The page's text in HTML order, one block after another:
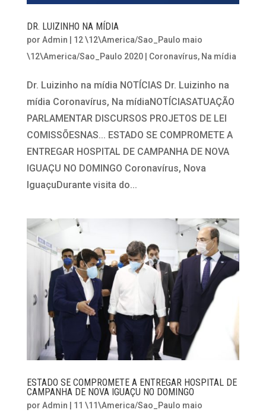
DR. LUIZINHO NA MÍDIA
por Admin
12 \12\America/Sao_Paulo maio
\12\America/Sao_Paulo 2020| Coronavírus, Na mídia
Dr. Luizinho na mídia NOTÍCIAS Dr. Luizinho na
mídia Coronavírus, Na mídiaNOTÍCIASATUAÇÃO
PARLAMENTAR DISCURSOS PROJETOS DE LEI
COMISSÕESNAS... ESTADO SE COMPROMETE A
ENTREGAR HOSPITAL DE CAMPANHA DE NOVA
IGUAÇU NO DOMINGO Coronavírus, Nova
IguaçuDurante visita do...
ESTADO SE COMPROMETE A ENTREGAR HOSPITAL DE
CAMPANHA DE NOVA IGUAÇU NO DOMINGO
por Admin | 11 \11\America/Sao_Paulo maio